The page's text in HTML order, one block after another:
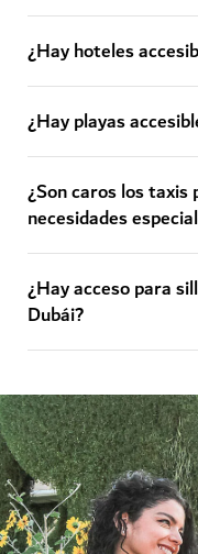
¿Hay hoteles
¿Hay playas
¿Son caros los taxis
necesidades
¿Hay acceso para
Dubái?